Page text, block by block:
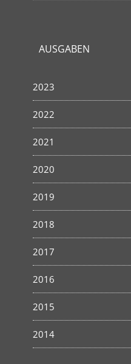
AUSGABEN
2023
2022
2021
2020
2019
2018
2017
2016
2015
2014